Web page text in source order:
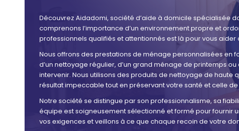
Découvrez Aidadomi, société d’aide à domicile spécialisée
comprenons l’importance d’un environnement propre et
professionnels qualifiés et attentionnés est là pour vous
Nous offrons des prestations de ménage personnalisées en
d’un nettoyage régulier, d’un grand ménage de printemps
intervenir. Nous utilisons des produits de nettoyage de haute
résultat impeccable tout en préservant votre santé et celle
Notre société se distingue par son professionnalisme, sa
équipe est soigneusement sélectionné et formé pour fournir
vos exigences et veillons à ce que chaque recoin de votre